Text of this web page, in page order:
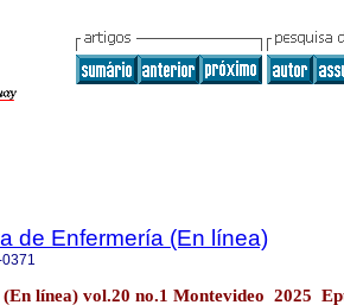
de Enfermería (En línea)
línea) vol.20 no.1 Montevideo 2025